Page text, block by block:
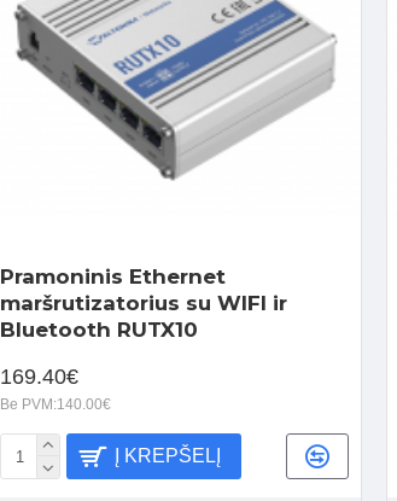
Pramoninis Ethernet
maršrutizatorius su WIFI ir
Bluetooth RUTX10
169.40€
Be PVM:140.00€
Į KREPŠELĮ